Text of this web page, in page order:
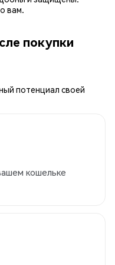
вам.
покупки
потенциал своей
кошельке